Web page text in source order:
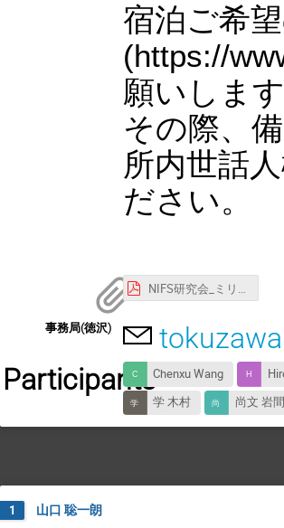
宿泊ご希
(https://
願いします
その際、
所内世話
ださい。
NIFS研究会_ミリ波研究会プログラム_v3.pdf
事務局(徳沢)
ParticipantsChenxu Wang
学 木村
尚文 岩間
1 山口 聡一朗